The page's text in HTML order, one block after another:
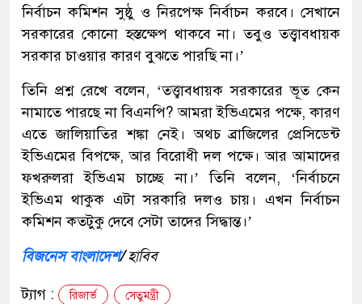
নির্বাচন কমিশন সুষ্ঠু ও নিরপেক্ষ নির্বাচন করবে। সেখানে
সরকারের কোনো হস্তক্ষেপ থাকবে না। তবুও তত্ত্বাবধায়ক
সরকার চাওয়ার কারণ বুঝতে পারছি না।’
তিনি প্রশ্ন রেখে বলেন, ‘তত্ত্বাবধায়ক সরকারের ভূত কেন
নামাতে পারছে না বিএনপি? আমরা ইভিএমের পক্ষে, কারণ
এতে জালিয়াতির শঙ্কা নেই। অথচ ব্রাজিলের প্রেসিডেন্ট
ইভিএমের বিপক্ষে, আর বিরোধী দল পক্ষে। আর আমাদের
ফখরুলরা ইভিএম চাচ্ছে না।’ তিনি বলেন, ‘নির্বাচনে
ইভিএম থাকুক এটা সরকারি দলও চায়। এখন নির্বাচন
কমিশন কতটুকু দেবে সেটা তাদের সিদ্ধান্ত।’
বিজনেস বাংলাদেশ/হাবিব
ট্যাগ : রিজার্ভ সেতুমন্ত্রী